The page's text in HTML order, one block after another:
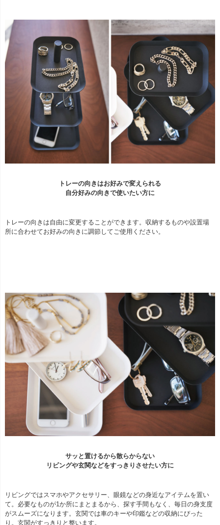
トレーの向きはお好みで変えられる
自分好みの向きで使いたい方に
トレーの向きは自由に変更することができます。収納するものや設置場
所に合わせてお好みの向きに調節してご使用ください。
サッと置けるから散らからない
リビングや玄関などをすっきりさせたい方に
リビングではスマホやアクセサリー、眼鏡などの身近なアイテムを置い
て。必要なものが1か所にまとまるから、探す手間もなく、毎日の身支度
がスムーズになります。玄関では車のキーや印鑑などの収納にぴった
り。玄関がすっきりと整います。